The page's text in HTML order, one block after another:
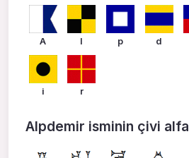
A l p d
i r
Alpdemir isminin çivi